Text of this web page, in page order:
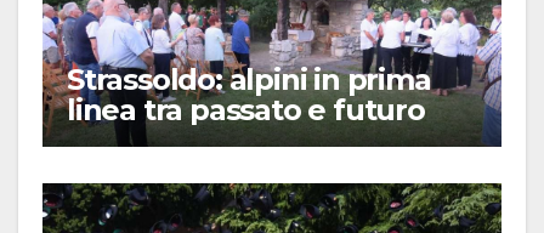
Strassoldo: alpini in prima
linea tra passato e futuro